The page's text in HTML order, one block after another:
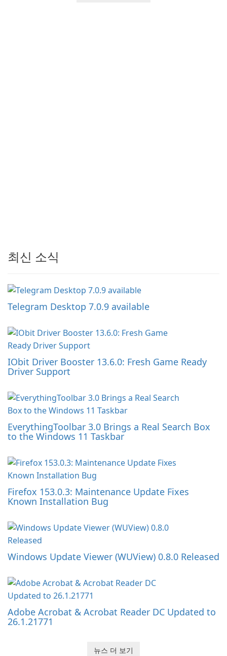
최신 소식
Telegram Desktop 7.0.9 available
IObit Driver Booster 13.6.0: Fresh Game Ready
Driver Support
EverythingToolbar 3.0 Brings a Real Search Box
to the Windows 11 Taskbar
Firefox 153.0.3: Maintenance Update Fixes
Known Installation Bug
Windows Update Viewer (WUView) 0.8.0 Released
Adobe Acrobat & Acrobat Reader DC Updated to
26.1.21771
뉴스 더 보기